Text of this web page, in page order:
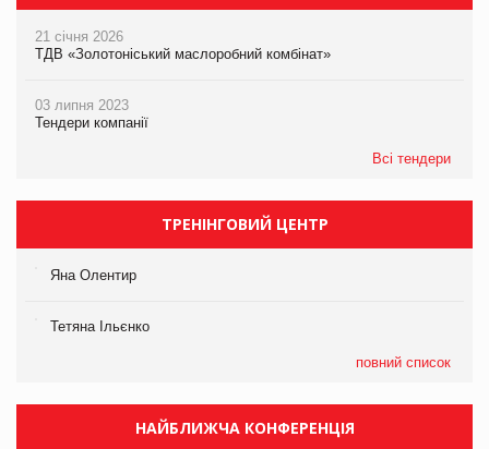
21 січня 2026
ТДВ «Золотоніський маслоробний комбінат»
03 липня 2023
Тендери компанії
Всі тендери
ТРЕНІНГОВИЙ ЦЕНТР
Яна Олентир
Тетяна Ільєнко
повний список
НАЙБЛИЖЧА КОНФЕРЕНЦІЯ